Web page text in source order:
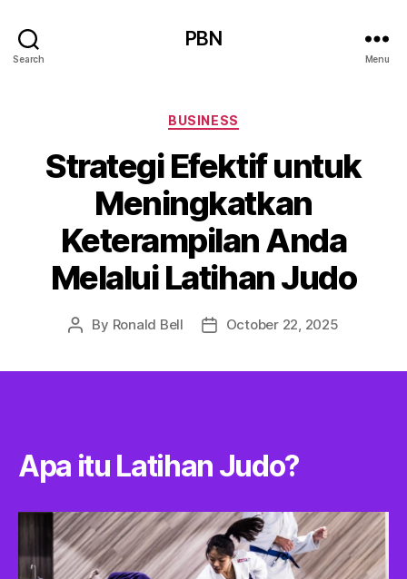
Search
PBN
Menu
Categories
BUSINESS
Strategi Efektif untuk
Meningkatkan
Keterampilan Anda
Melalui Latihan Judo
Post
By Ronald Bell
PostOctober 22, 2025
Apa itu Latihan Judo?